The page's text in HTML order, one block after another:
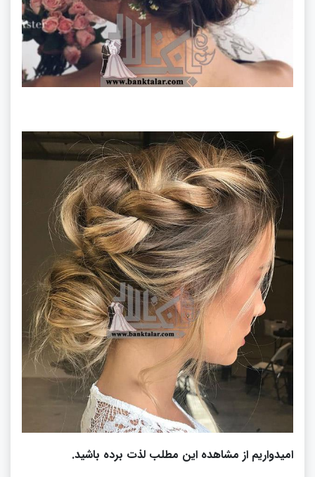
امیدواریم از مشاهده این مطلب لذت برده باشید.